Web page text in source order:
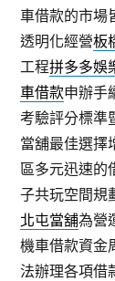
車借款的市場
透明化經營板
工程拼多多娛
車借款申辦手
考驗評分標準
當舖最佳選擇
區多元迅速的
子共玩空間規
北屯當舖為營
機車借款資金
法辦理各項借